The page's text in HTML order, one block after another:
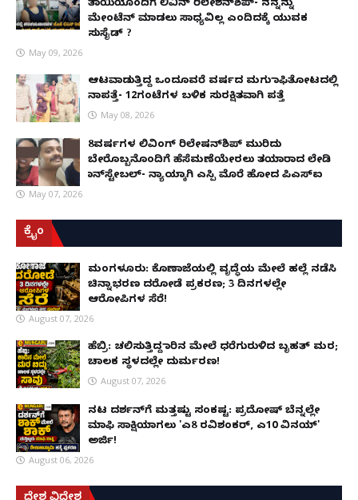
ತಾಯಿಯೊಂದಿಗೆ ಲಿವಿನ್ ರಿಲೇಶನ್​ಶಿಪ್- ನನ್ನನ್ನು
ಮೇಂಟೆನ್ ಮಾಡಲು ಸಾಧ್ಯವಿಲ್ಲ ಎಂದಿದಕ್ಕೆ ಯುವಕ
ಸುಸೈಡ್ ?
May 09, 2026
ಆಟವಾಡುತ್ತಿದ್ದ ಒಂದೂವರೆ ವರ್ಷದ ಮಗು ಕಾಫಿತೋಟದಲ್ಲಿ
ನಾಪತ್ತೆ- 12ಗಂಟೆಗಳ ಬಳಿಕ ಸುರಕ್ಷಿತವಾಗಿ ಪತ್ತೆ
May 08, 2026
8ವರ್ಷಗಳ ಲಿವಿಂಗ್‌ ರಿಲೇಷನ್‌ಶಿಪ್ ಮುರಿದು
ಬೇರೊಬ್ಬನೊಂದಿಗೆ ಹೆಸೆಮಣೆಯೇರಲು ತಯಾರಾದ ಲೇಡಿ
ಕಾನ್‌ಸ್ಟೇಬಲ್- ನ್ಯಾಯಕ್ಕಾಗಿ ಎಸ್ಪಿ ಮೊರೆ ಹೋದ ಪಿಎಸ್ಐ
May 07, 2026
ಕ್ರೈಂ
ಮಂಗಳೂರು: ಕೊಣಾಜೆಯಲ್ಲಿ ವೃದ್ಧೆಯ ಮೇಲೆ ಹಲ್ಲೆ ನಡೆಸಿ
ಚಿನ್ನಾಭರಣ ದರೋಡೆ ಪ್ರಕರಣ; 3 ದಿನಗಳಲ್ಲೇ
ಆರೋಪಿಗಳ ಸೆರೆ!
August 07, 2026
ಹೆಬ್ರಿ: ಚಲಿಸುತ್ತಿದ್ದ ಕಾರಿನ ಮೇಲೆ ಧರೆಗುರುಳಿದ ಬೃಹತ್ ಮರ;
ಚಾಲಕ ಸ್ಥಳದಲ್ಲೇ ದುರ್ಮರಣ!
August 07, 2026
ನಟ ದರ್ಶನ್‌ಗೆ ಮತ್ತಷ್ಟು ಸಂಕಷ್ಟ: ಪ್ರದೋಷ್ ಬೆನ್ನಲ್ಲೇ
ಮಾಫಿ ಸಾಕ್ಷಿಯಾಗಲು 'ಎ8 ರವಿಶಂಕರ್, ಎ10 ವಿನಯ್'
ಅರ್ಜಿ!
August 06, 2026